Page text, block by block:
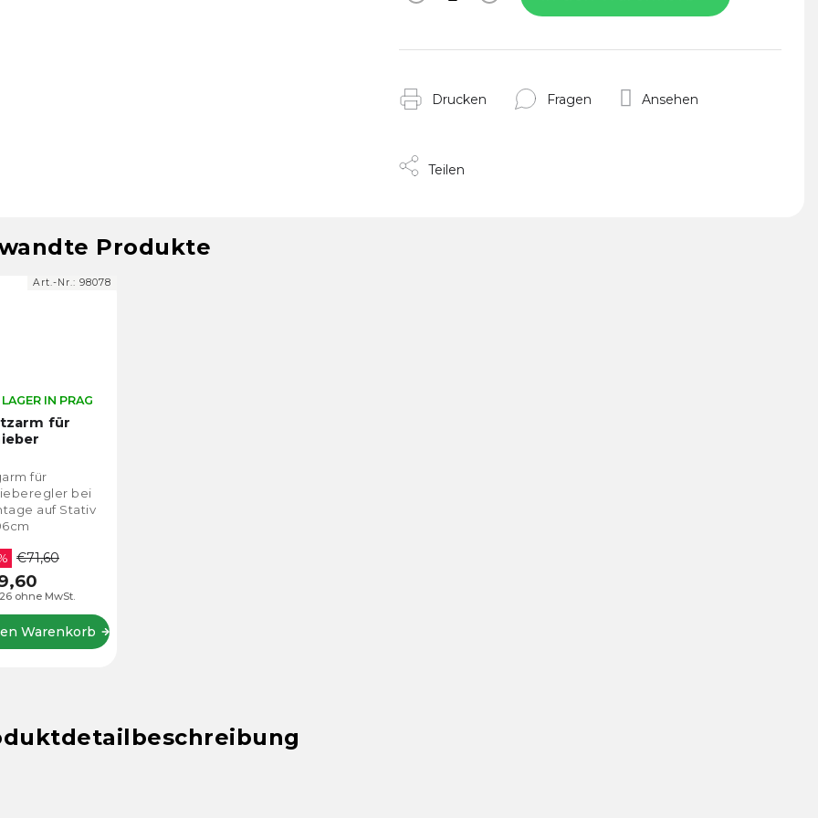
Drucken Fragen Ansehen
Teilen
Produkte
für
IN PRAG
ohne MwSt.
€71,60
Warenkorb
für
bei
auf Stativ
Art.-Nr.: 98078